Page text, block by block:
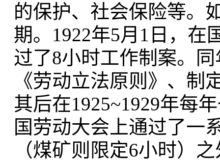
的保护、社会保险等。
期。1922年5月1日，在
过了8小时工作制案。
《劳动立法原则》、制
其后在1925~1929年每
国劳动大会上通过了一
（煤矿则限定6小时）